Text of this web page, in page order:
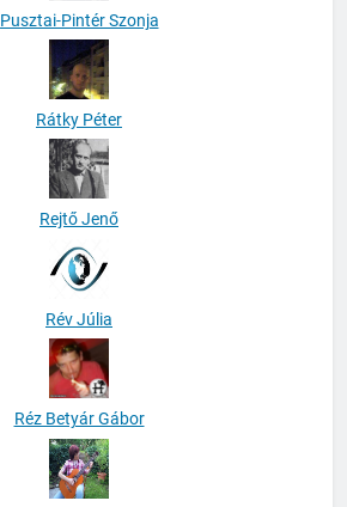
Pusztai-Pintér Szonja
Rátky Péter
Rejtő Jenő
Rév Júlia
Réz Betyár Gábor